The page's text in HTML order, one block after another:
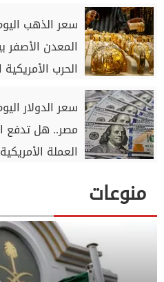
سعر الذهب
المعدن الأصفر
الحرب الأمريكية
مصر.. هل تدفع
العملة
منوعات